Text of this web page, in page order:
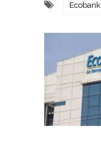
Ecobank